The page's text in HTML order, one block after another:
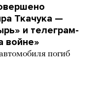
Ткачука —
и телеграм-
войне»
погиб